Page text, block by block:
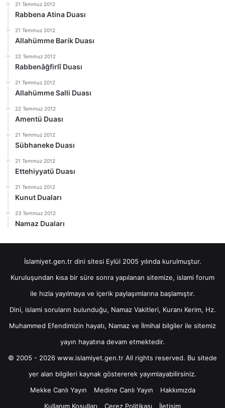
21 Temmuz 2012
Rabbena Atina Duası
21 Temmuz 2012
Allahümme Barik Duası
22 Temmuz 2012
Rabbenâğfirlî Duası
21 Temmuz 2012
Allahümme Salli Duası
22 Temmuz 2012
Amentü Duası
21 Temmuz 2012
Sübhaneke Duası
21 Temmuz 2012
Ettehiyyatü Duası
21 Temmuz 2012
Kunut Duaları
23 Temmuz 2012
Namaz Duaları
İslamiyet.gen.tr dini sitesi Eylül 2005 yılında kurulmuştur.
Kuruluşundan kısa bir süre sonra yapılanan sitemize, islami forum
ile hızla yayılmaya ve içerik paylaşımlarına başlamıştır.
Dini, islami soruların bulunduğu, Namaz Vakitleri, Kuranı Kerim, Hz.
Muhammed Efendimizin hayatı, Namaz ve İlmihal bilgiler ile sitemiz
yayın hayatına devam etmektedir.
© 2005 - 2026 www.islamiyet.gen.tr All rights reserved. Bu sitede
yer alan bilgileri kaynak göstererek yayımlayabilirsiniz.
Mekke Canlı Yayın
Medine Canlı Yayın
Hakkımızda
Kullanım Koşulları
Çerez Politikası İletişim